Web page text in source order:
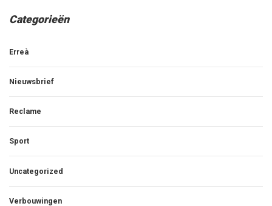
Categorieën
Erreà
Nieuwsbrief
Reclame
Sport
Uncategorized
Verbouwingen